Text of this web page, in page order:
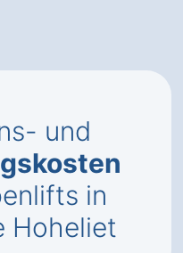
und
in
Hoheliet